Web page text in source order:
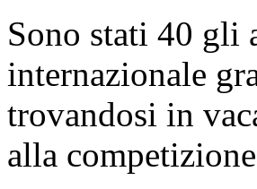
Sono stati 40 gli
internazionale
trovandosi in
alla